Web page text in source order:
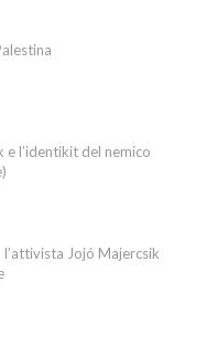
e l’identikit del nemico
Jojó Majercsik